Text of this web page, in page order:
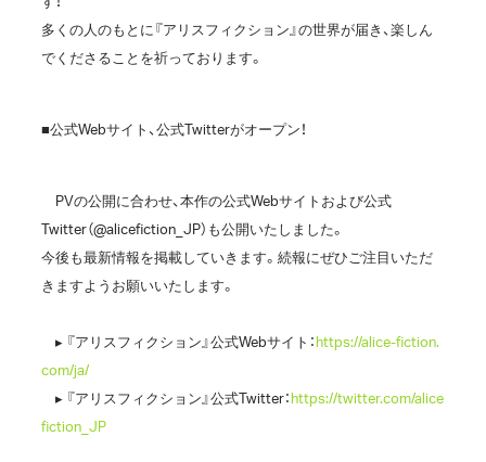
多くの人のもとに『アリスフィクション』の世界が届き、楽しん
でくださることを祈っております。
■公式Webサイト、公式Twitterがオープン！
PVの公開に合わせ、本作の公式Webサイトおよび公式
Twitter（@alicefiction_JP）も公開いたしました。
今後も最新情報を掲載していきます。続報にぜひご注目いただ
きますようお願いいたします。
▸ 『アリスフィクション』公式Webサイト：https://alice-fiction.
com/ja/
▸ 『アリスフィクション』公式Twitter：https://twitter.com/alice
fiction_JP